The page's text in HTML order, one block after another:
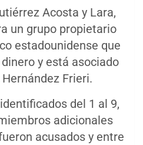
Acosta y Lara,
un grupo propietario
estadounidense que
y está asociado
Frieri.
del 1 al 9,
adicionales
acusados y entre